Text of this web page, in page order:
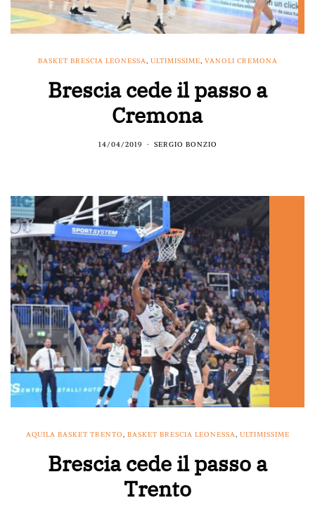
BASKET BRESCIA LEONESSA, ULTIMISSIME, VANOLI CREMONA
Brescia cede il passo a
Cremona
14/04/2019 SERGIO BONZIO
AQUILA BASKET TRENTO BASKET BRESCIA LEONESSA ULTIMISSIME
Brescia cede il passo a
Trento